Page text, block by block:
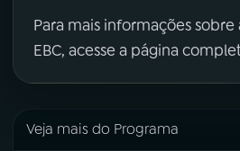
Para mais informações
EBC, acesse a página
Veja mais do Programa